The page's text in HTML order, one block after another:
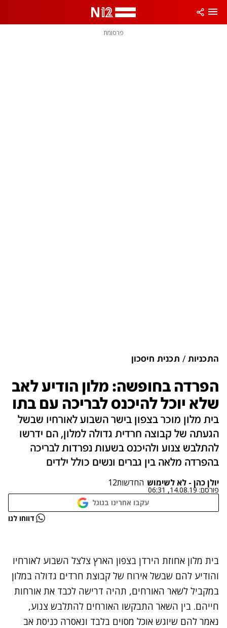
פרסומת
התכניות תכנית חיסכון
הפרדה בחופשה: מלון הודיע לאב
שלא יוכל להיכנס לבריכה עם בתו
בית מלון מוכר בצפון בישר השבוע לאורחיו שבשל
הגעתה של קבוצה חרדית גדולה למלון, הם ידרשו
להתלבש צנוע ולהיכנס בשעות נפרדות לבריכה
בהפרדה מלאה בין גברים ונשים כולל ילדים
יולן כהן - לא לשימוש החדשות12
פורסם: 14.08.19, 06:31
עקבו אחרינו בגוגל
נתקלנו בבעיה דווחו לנו
בית מלון אחוזת הירדן בצפון הארץ צלצל השבוע לאורחיו
והודיע להם שבשל אירוח של קבוצת חרדים גדולה במלון
במקביל לשאר האורחים, תהיה דרישה לכבד את אורחות
חייהם. בין השאר התבקשו האורחים להתלבש צנוע,
נאמר להם שיוגש אוכל מסוים בלבד ונאסרה כניסת אב